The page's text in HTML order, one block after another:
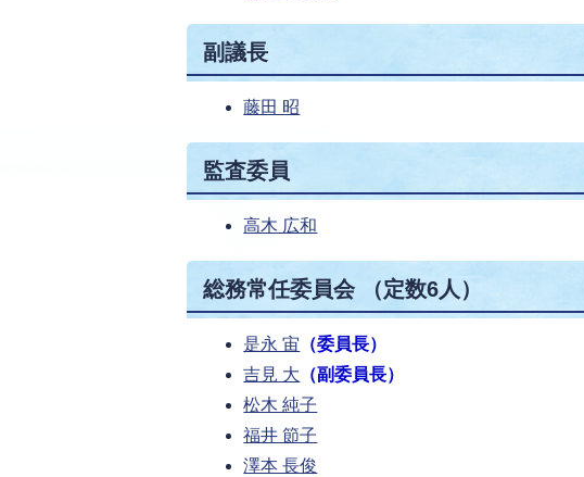
副議長
藤田 昭
監査委員
高木 広和
総務常任委員会 （定数6人）
是永 宙 （委員長）
吉見 大 （副委員長）
松木 純子
福井 節子
澤本 長俊